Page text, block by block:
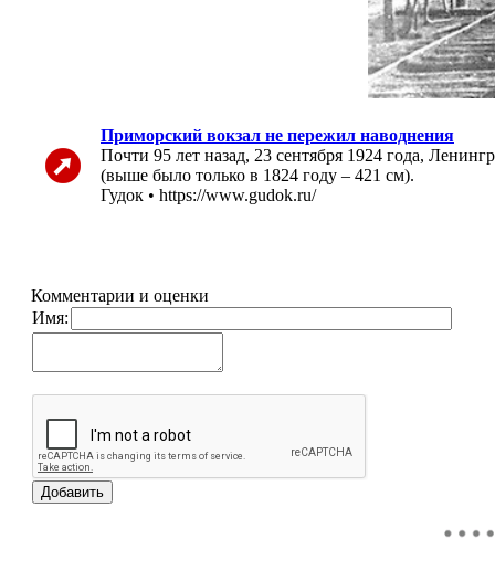
Приморский вокзал не пережил наводнения
Почти 95 лет назад, 23 сентября 1924 года,
(выше было только в 1824 году – 421 см).
Гудок • https://www.gudok.ru/
Комментарии и оценки
Имя: